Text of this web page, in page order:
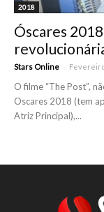
2018
Óscares
Stars Online -
O filme “The Post”,
Oscares 2018 (tem
Atriz Principal),...